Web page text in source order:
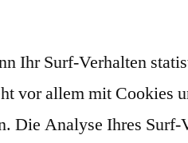
Ihr Surf-Verhalten
vor allem mit Cookies
Die Analyse Ihres Surf-